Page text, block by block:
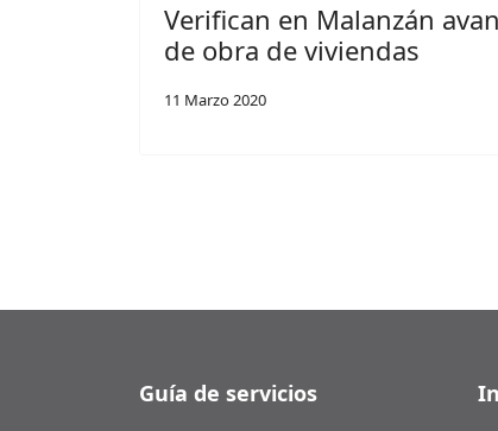
Verifican en Malanzán
de obra de viviendas
11 Marzo 2020
Guía de servicios